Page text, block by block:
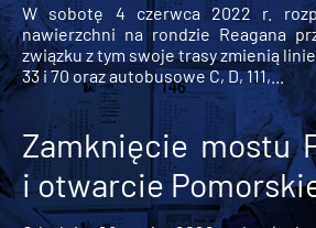
W sobotę 4 czerwca 2022 r.
nawierzchni na rondzie Reagana
związku z tym swoje trasy zmienią
33 i 70 oraz autobusowe C, D, 111,...
Zamknięcie mostu
i otwarcie